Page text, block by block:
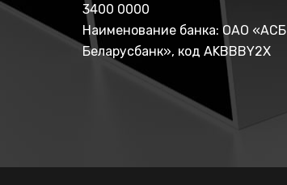
3400 0000
Наименование банка: ОАО «АСБ
Беларусбанк», код AKBBBY2X